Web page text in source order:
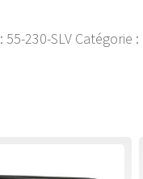
55-230-SLV Catégorie :